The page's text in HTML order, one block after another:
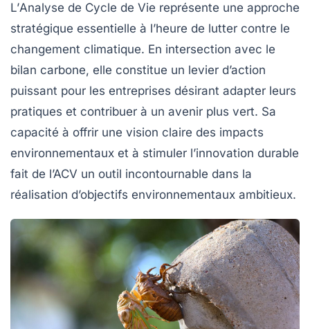
L’Analyse de Cycle de Vie représente une approche
stratégique essentielle à l’heure de lutter contre le
changement climatique. En intersection avec le
bilan carbone, elle constitue un levier d’action
puissant pour les entreprises désirant adapter leurs
pratiques et contribuer à un avenir plus vert. Sa
capacité à offrir une vision claire des impacts
environnementaux et à stimuler l’innovation durable
fait de l’ACV un outil incontournable dans la
réalisation d’objectifs environnementaux ambitieux.